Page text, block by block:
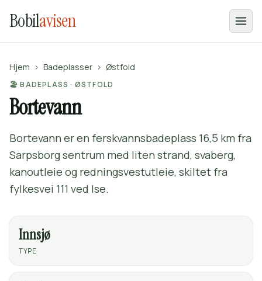
Bobilavisen
Hjem › Badeplasser › Østfold
🏖️ BADEPLASS · ØSTFOLD
Bortevann
Bortevann er en ferskvannsbadeplass 16,5 km fra
Sarpsborg sentrum med liten strand, svaberg,
kanoutleie og redningsvestutleie, skiltet fra
fylkesvei 111 ved Ise.
Innsjø
TYPE